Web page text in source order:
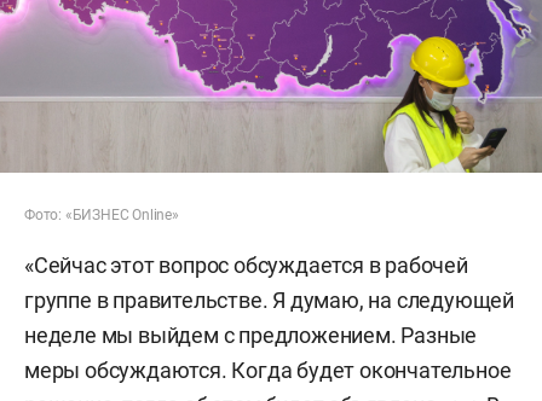
Фото: «БИЗНЕС Online»
«Сейчас этот вопрос обсуждается в рабочей
группе в правительстве. Я думаю, на следующей
неделе мы выйдем с предложением. Разные
меры обсуждаются. Когда будет окончательное